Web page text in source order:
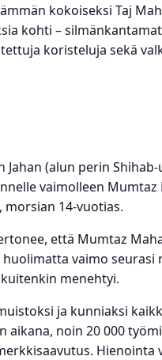
kokoiseksi Taj
kohti –
koristeluja sekä
(alun perin
vaimolleen Mumtaz
14-vuotias.
että Mumtaz
vaimo seurasi
menehtyi.
ja kunniaksi
aikana, noin 20 000
Hienointa